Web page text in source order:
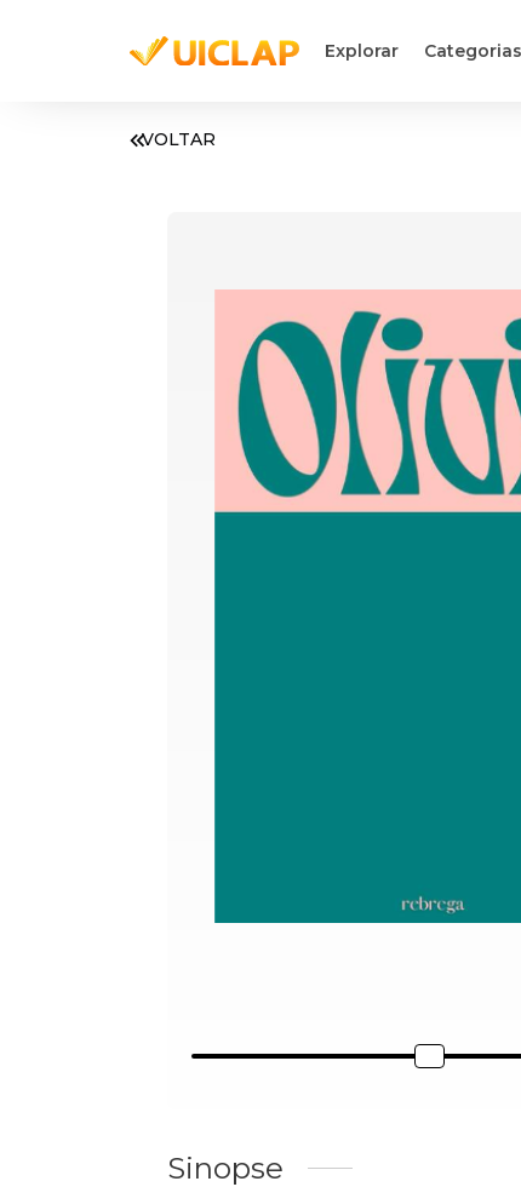
Explorar Categorias
VOLTAR
Sinopse